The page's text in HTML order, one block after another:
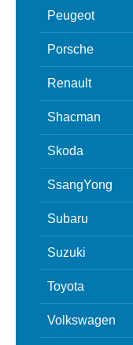
Peugeot
Porsche
Renault
Shacman
Skoda
SsangYong
Subaru
Suzuki
Toyota
Volkswagen